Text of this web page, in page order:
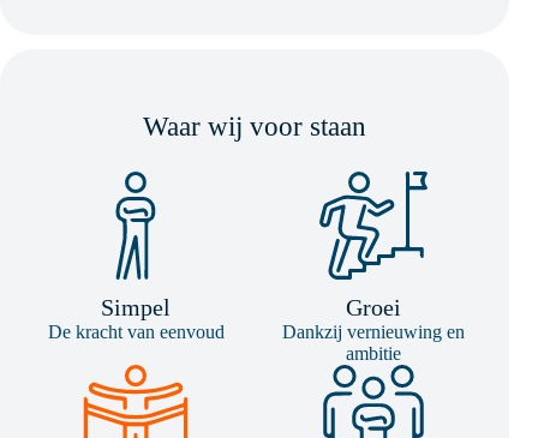
Waar wij voor staan
Simpel
De kracht van eenvoud
Groei
Dankzij vernieuwing en
ambitie